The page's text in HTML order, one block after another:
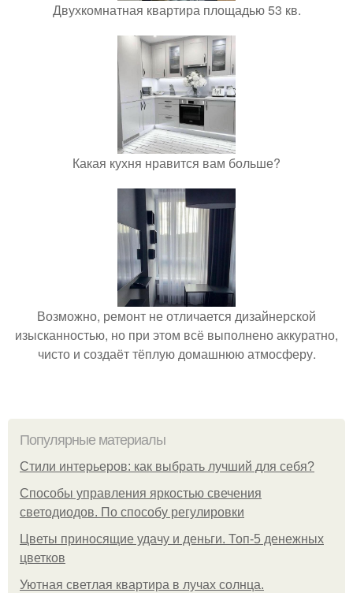
Двухкомнатная квартира площадью 53 кв.
Какая кухня нравится вам больше?
Возможно, ремонт не отличается дизайнерской
изысканностью, но при этом всё выполнено аккуратно,
чисто и создаёт тёплую домашнюю атмосферу.
Популярные материалы
Стили интерьеров: как выбрать лучший для себя?
Способы управления яркостью свечения
светодиодов. По способу регулировки
Цветы приносящие удачу и деньги. Топ-5 денежных
цветков
Уютная светлая квартира в лучах солнца.